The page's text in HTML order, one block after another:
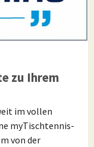
zu Ihrem
im vollen
myTischtennis-
von der